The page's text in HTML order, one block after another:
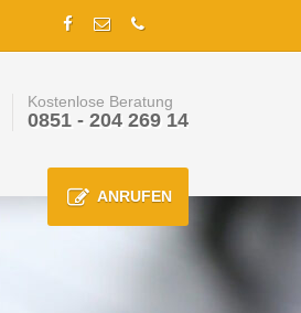
Kostenlose Beratung
0851 - 204 269 14
ANRUFEN